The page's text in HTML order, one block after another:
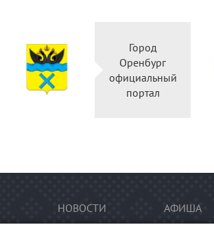
Город
Оренбург
официальный
портал
НОВОСТИ АФИША